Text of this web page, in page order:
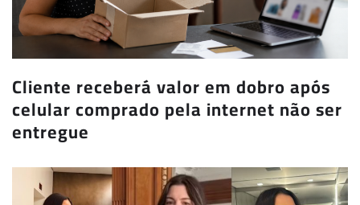
Cliente receberá valor em dobro após
celular comprado pela internet não ser
entregue